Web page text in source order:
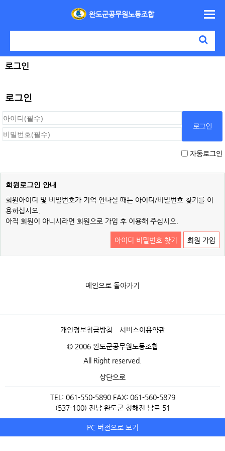
완도군공무원노동조합
로그인
로그인
자동로그인
회원로그인 안내
회원아이디 및 비밀번호가 기억 안나실 때는 아이디/비밀번호 찾기를 이
용하십시오.
아직 회원이 아니시라면 회원으로 가입 후 이용해 주십시오.
아이디 비밀번호 찾기 회원 가입
메인으로 돌아가기
개인정보취급방침 서비스이용약관
© 2006 완도군공무원노동조합
All Right reserved.
상단으로
TEL: 061-550-5890 FAX: 061-560-5879
(537-100) 전남 완도군 청해진 남로 51
PC 버전으로 보기